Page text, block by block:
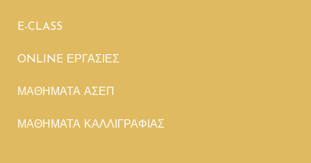
E-CLASS
ONLINE ΕΡΓΑΣΙΕΣ
ΜΑΘΗΜΑΤΑ ΑΣΕΠ
ΜΑΘΗΜΑΤΑ ΚΑΛΛΙΓΡΑΦΙΑΣ